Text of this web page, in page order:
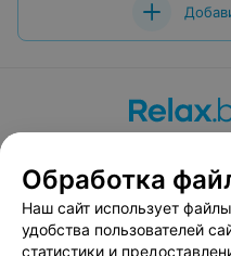
Вакансии
Публичный
Публичный договор
Обработка
Наш сайт использует
удобства пользователей
статистики и